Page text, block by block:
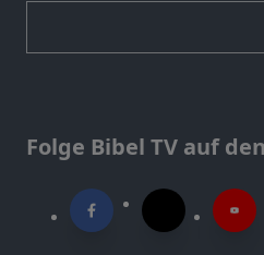
Folge Bibel TV auf